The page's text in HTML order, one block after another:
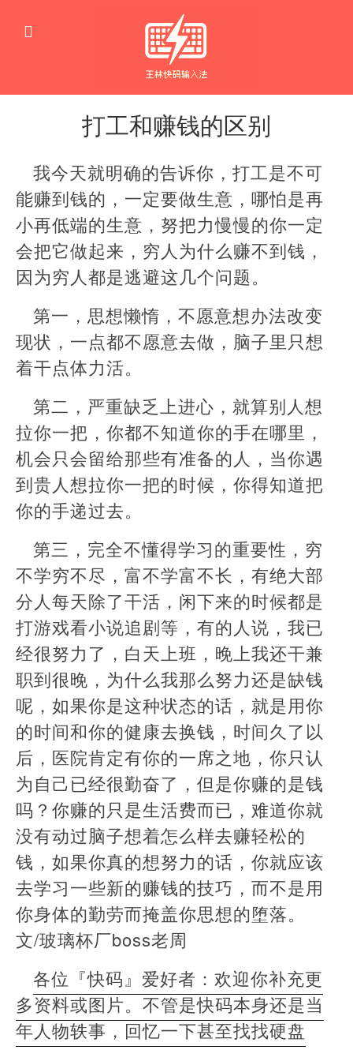
打工和赚钱的区别
我今天就明确的告诉你，打工是不可
能赚到钱的，一定要做生意，哪怕是再
小再低端的生意，努把力慢慢的你一定
会把它做起来，穷人为什么赚不到钱，
因为穷人都是逃避这几个问题。
第一，思想懒惰，不愿意想办法改变
现状，一点都不愿意去做，脑子里只想
着干点体力活。
第二，严重缺乏上进心，就算别人想
拉你一把，你都不知道你的手在哪里，
机会只会留给那些有准备的人，当你遇
到贵人想拉你一把的时候，你得知道把
你的手递过去。
第三，完全不懂得学习的重要性，穷
不学穷不尽，富不学富不长，有绝大部
分人每天除了干活，闲下来的时候都是
打游戏看小说追剧等，有的人说，我已
经很努力了，白天上班，晚上我还干兼
职到很晚，为什么我那么努力还是缺钱
呢，如果你是这种状态的话，就是用你
的时间和你的健康去换钱，时间久了以
后，医院肯定有你的一席之地，你只认
为自己已经很勤奋了，但是你赚的是钱
吗？你赚的只是生活费而已，难道你就
没有动过脑子想着怎么样去赚轻松的
钱，如果你真的想努力的话，你就应该
去学习一些新的赚钱的技巧，而不是用
你身体的勤劳而掩盖你思想的堕落。
文/玻璃杯厂boss老周
各位『快码』爱好者：欢迎你补充更
多资料或图片。不管是快码本身还是当
年人物轶事，回忆一下甚至找找硬盘